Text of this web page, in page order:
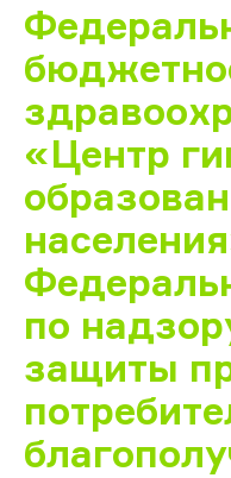
«Центр
по
защиты